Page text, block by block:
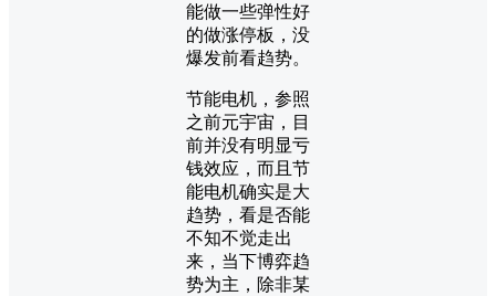
能做一些弹性好
的做涨停板，没
爆发前看趋势。
节能电机，参照
之前元宇宙，目
前并没有明显亏
钱效应，而且节
能电机确实是大
趋势，看是否能
不知不觉走出
来，当下博弈趋
势为主，除非某